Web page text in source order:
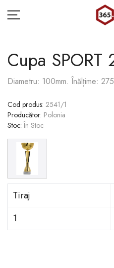
ACASĂ
CATEGORII
BLOG
022 000 365
Cupa SPORT
Diametru: 100mm. Înălțime:
Cod produs: 2541/1
Producător: Polonia
Stoc: În Stoc
Tiraj
1